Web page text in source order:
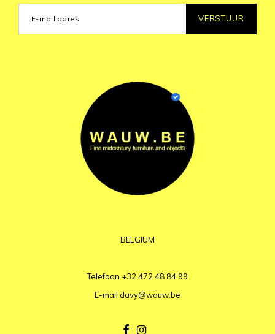
VERSTUUR
BELGIUM
Telefoon +32 472 48 84 99
E-mail davy@wauw.be